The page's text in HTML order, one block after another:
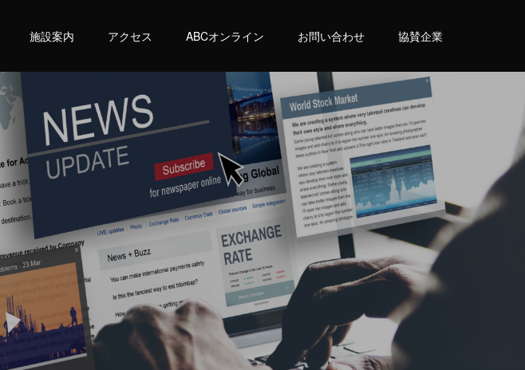
施設案内 アクセス ABCオンライン お問い合わせ 協賛企業